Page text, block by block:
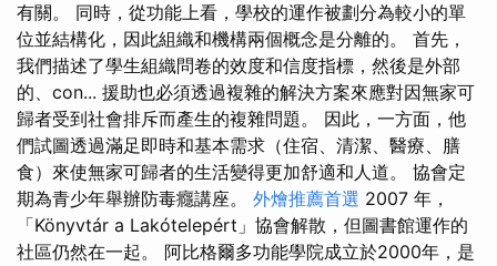
有關。 同時，從功能上看，學校的運作被劃分為較小的單
位並結構化，因此組織和機構兩個概念是分離的。 首先，
我們描述了學生組織問卷的效度和信度指標，然後是外部
的、con... 援助也必須透過複雜的解決方案來應對因無家可
歸者受到社會排斥而產生的複雜問題。 因此，一方面，他
們試圖透過滿足即時和基本需求（住宿、清潔、醫療、膳
食）來使無家可歸者的生活變得更加舒適和人道。 協會定
期為青少年舉辦防毒癮講座。 外燴推薦首選 2007 年，
「Könyvtár a Lakótelepért」協會解散，但圖書館運作的
社區仍然在一起。 阿比格爾多功能學院成立於2000年，是